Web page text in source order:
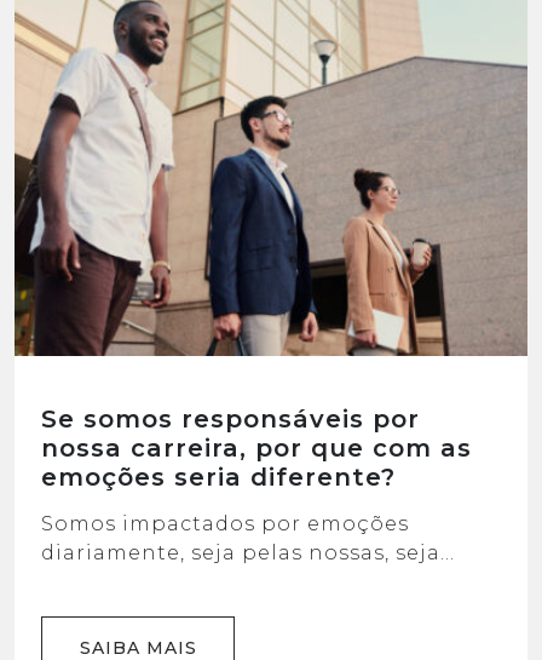
Se somos responsáveis por
nossa carreira, por que com as
emoções seria diferente?
Somos impactados por emoções
diariamente, seja pelas nossas, seja
seus sentimentos. Qual é o resultado
disso em nós e nos outros?
SAIBA MAIS